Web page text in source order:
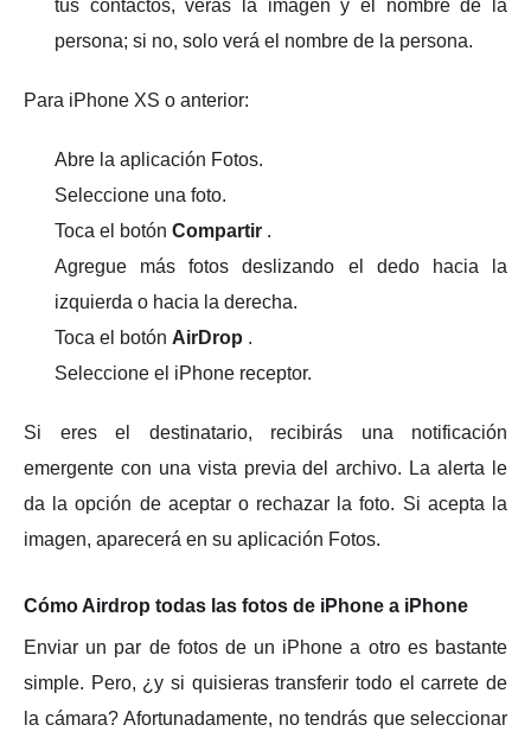
tus contactos, verás la imagen y el nombre de la
persona; si no, solo verá el nombre de la persona.
Para iPhone XS o anterior:
Abre la aplicación Fotos.
Seleccione una foto.
Toca el botón Compartir .
Agregue más fotos deslizando el dedo hacia la
izquierda o hacia la derecha.
Toca el botón AirDrop .
Seleccione el iPhone receptor.
Si eres el destinatario, recibirás una notificación
emergente con una vista previa del archivo. La alerta le
da la opción de aceptar o rechazar la foto. Si acepta la
imagen, aparecerá en su aplicación Fotos.
Cómo Airdrop todas las fotos de iPhone a iPhone
Enviar un par de fotos de un iPhone a otro es bastante
simple. Pero, ¿y si quisieras transferir todo el carrete de
la cámara? Afortunadamente, no tendrás que seleccionar